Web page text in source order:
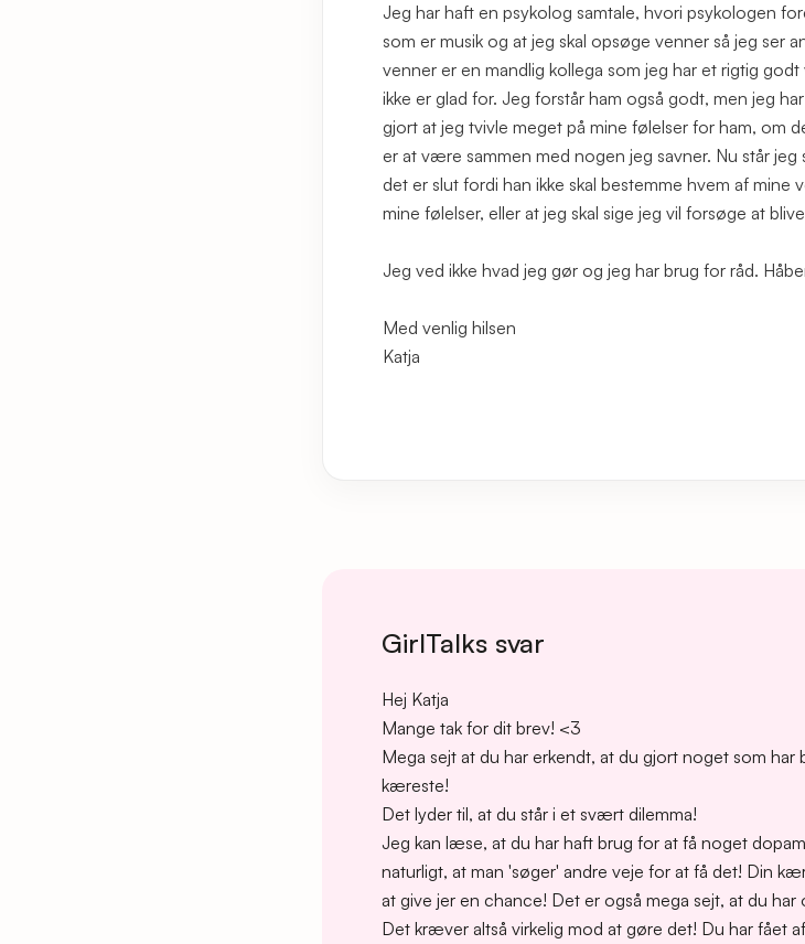
Jeg har haft en psykolog samtale, hvori psykologen
som er musik og at jeg skal opsøge venner så jeg ser
venner er en mandlig kollega som jeg har et rigtig
ikke er glad for. Jeg forstår ham også godt, men jeg
gjort at jeg tvivle meget på mine følelser for ham, om
er at være sammen med nogen jeg savner. Nu står jeg
det er slut fordi han ikke skal bestemme hvem af mine
mine følelser, eller at jeg skal sige jeg vil forsøge at
Jeg ved ikke hvad jeg gør og jeg har brug for råd.
Med venlig hilsen
Katja
GirlTalks svar
Hej Katja
Mange tak for dit brev! <3
Mega sejt at du har erkendt, at du gjort noget som har
kæreste!
Det lyder til, at du står i et svært dilemma!
Jeg kan læse, at du har haft brug for at få noget
naturligt, at man 'søger' andre veje for at få det! Din
at give jer en chance! Det er også mega sejt, at du
Det kræver altså virkelig mod at gøre det! Du har fået